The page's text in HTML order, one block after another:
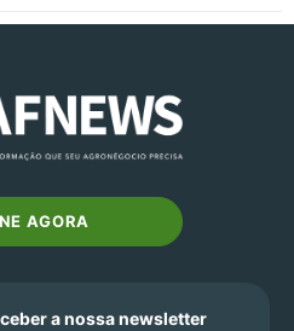
AGORA
a nossa newsletter